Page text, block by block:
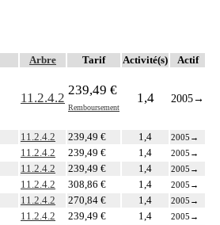
Arbre Tarif Activité(s) Actif
11.2.4.2
239,49 €
Remboursement
1,4 2005→
11.2.4.2 239,49 € 1,4 2005 →
11.2.4.2 239,49 € 1,4 2005 →
11.2.4.2 239,49 € 1,4 2005 →
11.2.4.2 308,86 € 1,4 2005 →
11.2.4.2 270,84 € 1,4 2005 →
11.2.4.2 239,49 € 1,4 2005 →